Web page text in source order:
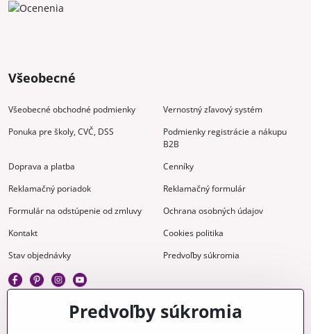
Všeobecné
Všeobecné obchodné podmienky
Vernostný zľavový systém
Ponuka pre školy, CVČ, DSS
Podmienky registrácie a nákupu
B2B
Doprava a platba
Cenníky
Reklamačný poriadok
Reklamačný formulár
Formulár na odstúpenie od zmluvy
Ochrana osobných údajov
Kontakt
Cookies politika
Stav objednávky
Predvoľby súkromia
Predvoľby súkromia